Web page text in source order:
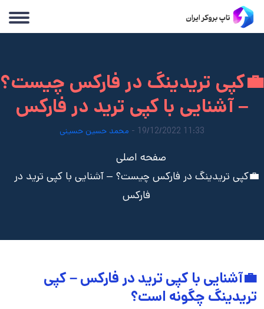
💼کپی تریدینگ در فارکس چیست؟
– آشنایی با کپی ترید در فارکس
11:33 19/12/2022 - محمد حسین حسینی
صفحه اصلی
💼کپی تریدینگ در فارکس چیست؟ – آشنایی با کپی ترید در
فارکس
💼آشنایی با کپی ترید در فارکس – کپی
تریدینگ چگونه است؟